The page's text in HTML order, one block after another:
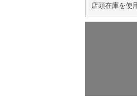
店頭在庫を使